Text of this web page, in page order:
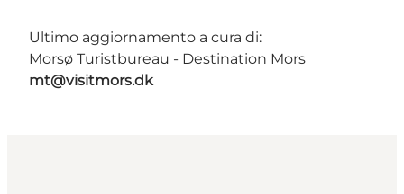
Ultimo aggiornamento a cura di:
Morsø Turistbureau - Destination Mors
mt@visitmors.dk